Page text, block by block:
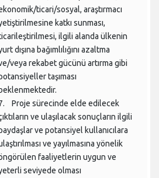
ticari/sosyal, araştırmacı
katkı sunması,
ilgili alanda ülkenin
dışına bağımlılığını azaltma
veya rekabet gücünü artırma gibi
taşıması
beklenmektedir.
Proje sürecinde elde edilecek
ve ulaşılacak sonuçların ilgili
ve potansiyel kullanıcılara
ve yayılmasına yönelik
faaliyetlerin uygun ve
seviyede olması